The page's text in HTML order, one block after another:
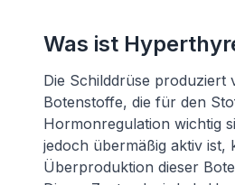
Was ist
Die Schilddrüse produziert
Botenstoffe, die für den
Hormonregulation wichtig
jedoch übermäßig aktiv ist,
Überproduktion dieser